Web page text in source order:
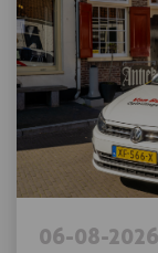
06-08-2026